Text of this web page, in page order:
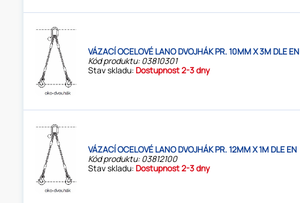
VÁZACÍ OCELOVÉ LANO DVOJHÁK PR. 10MM X 3M DLE EN
Kód produktu: 03810301
Stav skladu: Dostupnost 2-3 dny
VÁZACÍ OCELOVÉ LANO DVOJHÁK PR. 12MM X 1M DLE EN
Kód produktu: 03812100
Stav skladu: Dostupnost 2-3 dny